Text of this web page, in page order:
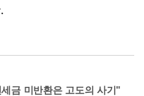
금 미반환은 고도의 사기"